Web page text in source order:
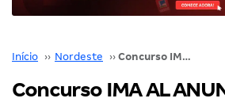
Início ›› Nordeste ›› Concurso IMA AL ANUNCIADO! 24 vagas previstas, confira!
Concurso IMA AL